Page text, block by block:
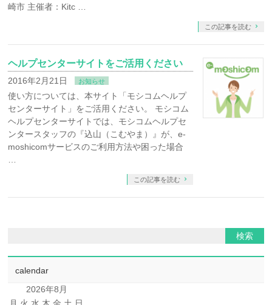
崎市 主催者：Kitc …
この記事を読む
ヘルプセンターサイトをご活用ください
2016年2月21日 お知らせ
使い方については、本サイト「モシコムヘルプ
センターサイト」をご活用ください。 モシコム
ヘルプセンターサイトでは、モシコムヘルプセ
ンタースタッフの『込山（こむやま）』が、e-
moshicomサービスのご利用方法や困った場合
この記事を読む
calendar
2026年8月